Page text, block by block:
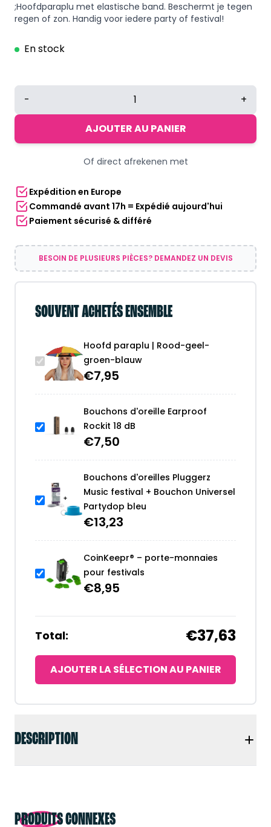
DESCRIPTION
;Hoofdparaplu met elastische band. Beschermt je tegen
regen of zon. Handig voor iedere party of festival!
En stock
quantité
Hoofd
groen-
blauw
- +
AJOUTER AU PANIER
Of direct afrekenen met
Expédition en Europe
Commandé avant 17h = Expédié aujourd'hui
Paiement sécurisé & différé
BESOIN DE PLUSIEURS PIÈCES? DEMANDEZ UN DEVIS
SOUVENT ACHETÉS ENSEMBLE
Hoofd paraplu | Rood-geel-
groen-blauw
€7,95
Bouchons d'oreille Earproof
Rockit 18 dB
€7,50
Bouchons d'oreilles Pluggerz
Music festival + Bouchon Universel
Partydop bleu
€13,23
CoinKeepr® – porte-monnaies
pour festivals
€8,95
Total: €37,63
AJOUTER LA SÉLECTION AU PANIER
PRODUITS CONNEXES